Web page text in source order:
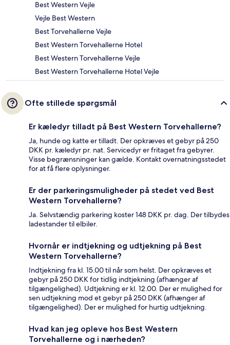
Best Western Vejle
Vejle Best Western
Best Torvehallerne Vejle
Best Western Torvehallerne Hotel
Best Western Torvehallerne Vejle
Best Western Torvehallerne Hotel Vejle
Ofte stillede spørgsmål
Er kæledyr tilladt på Best Western Torvehallerne?
Ja, hunde og katte er tilladt. Der opkræves et gebyr på 250
DKK pr. kæledyr pr. nat. Servicedyr er fritaget fra gebyrer.
Visse begrænsninger kan gælde. Kontakt overnatningsstedet
for at få flere oplysninger.
Er der parkeringsmuligheder på stedet ved Best
Western Torvehallerne?
Ja. Selvstændig parkering koster 148 DKK pr. dag. Der tilbydes
ladestander til elbiler.
Hvornår er indtjekning og udtjekning på Best
Western Torvehallerne?
Indtjekning fra kl. 15.00 til når som helst. Der opkræves et
gebyr på 250 DKK for tidlig indtjekning (afhænger af
tilgængelighed). Udtjekning er kl. 12.00. Der er mulighed for
sen udtjekning mod et gebyr på 250 DKK (afhænger af
tilgængelighed). Der er mulighed for hurtig udtjekning.
Hvad kan jeg opleve hos Best Western
Torvehallerne og i nærheden?